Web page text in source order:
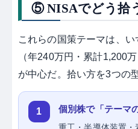
⑤ NISAでどう拾
これらの国策テーマは、い
（年240万円・累計1,200
が中心だ。拾い方を3つの
1 個別株で「テーマ
重工・半導体装置